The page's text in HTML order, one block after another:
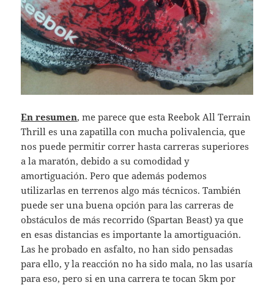
En resumen, me parece que esta Reebok All Terrain
Thrill es una zapatilla con mucha polivalencia, que
nos puede permitir correr hasta carreras superiores
a la maratón, debido a su comodidad y
amortiguación. Pero que además podemos
utilizarlas en terrenos algo más técnicos. También
puede ser una buena opción para las carreras de
obstáculos de más recorrido (Spartan Beast) ya que
en esas distancias es importante la amortiguación.
Las he probado en asfalto, no han sido pensadas
para ello, y la reacción no ha sido mala, no las usaría
para eso, pero si en una carrera te tocan 5km por